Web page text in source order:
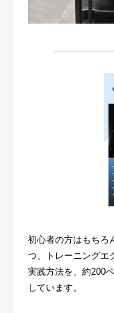
初心者の方はもちろ
つ、トレーニングエ
実践方法を、約200
しています。